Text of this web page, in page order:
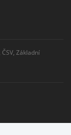
Základní